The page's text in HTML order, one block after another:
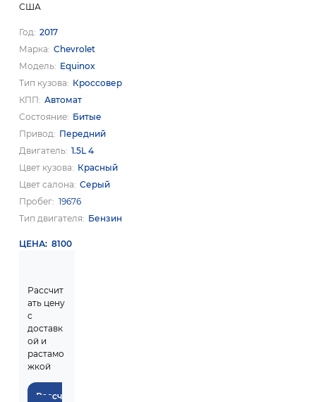
США
Год 2017
Марка Chevrolet
Модель Equinox
Тип кузова
Кроссовер
КПП Автомат
Состояние Битые
Привод
Передний
Двигатель 1.5L 4
Цвет кузова
Красный
Цвет салона Серый
Пробег 19676
Тип двигателя
Бензин
ЦЕНА 8100
Рассчит
ать цену
с
доставк
ой и
растамо
жкой
Рассч